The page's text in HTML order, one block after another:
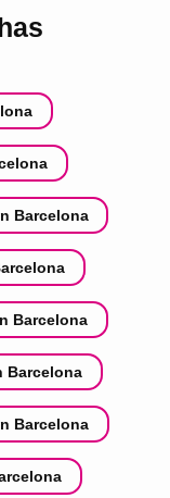
Barcelona
Barcelona
Barcelona
Barcelona